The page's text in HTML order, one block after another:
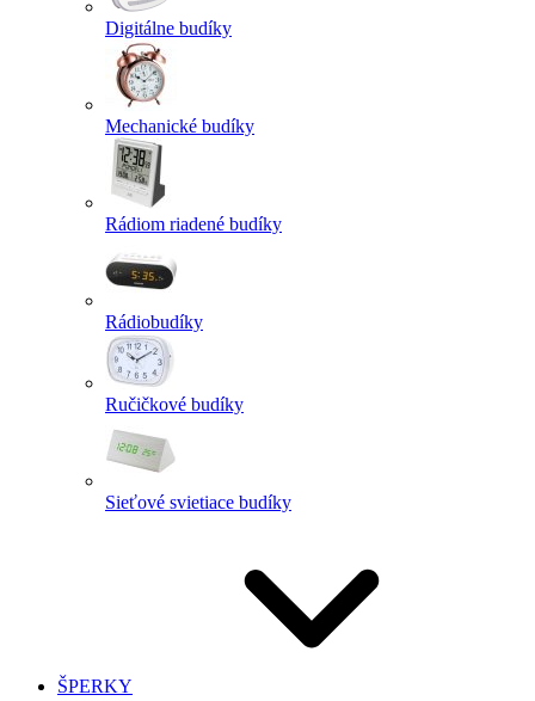
Digitálne budíky
Mechanické budíky
Rádiom riadené budíky
Rádiobudíky
Ručičkové budíky
Sieťové svietiace budíky
ŠPERKY